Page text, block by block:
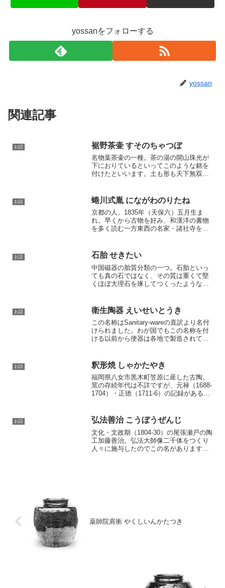
yossanをフォローする
yossan
関連記事
お話 裾野茶壷 すそのちゃつぼ
名物葉茶壷の一種。茶の湯の開山珠光が
下におりているといってこのような銘を
付けたといいます。土も形も天下無双と
お話 蜷川式胤 にながわのりたね
京都の人。1835年（天保六）五月生ま
れ。早くから古物を好み、和漢洋の書物
を多く読む一方東西の名家・諸社寺を歴
名をなした。1869年（明治二）よ太政
官・外務省・文部省の...
お話 石胎 せきたい
中国磁器の胎質分類の一つ。石胎といっ
ても真の石ではなく、その質は重くて堅
くほぼ大理石を琢してつくったようなも
甕』）
お話 衛生陶器 えいせいとうき
この名称はSanitary-wareの直訳より名付
けられました。わが国でもこの名称を付
ける以前から便器は各地で製造されてい
種のものを東洋陶器株式会社で製造する
に至り、衛...
お話 釈形焼 しゃかたやき
福岡県八女市黒木町笠原に産した古陶。
窯の存続年代は不詳ですが、元禄（1688-
1704）・正徳（1711-6）の記録があるの
例とします。釈・井の各一宇を刻んだも
の、長方...
お話 弘法善治 こうぼうぜんじ
文化・文政期（1804-30）の尾張瀬戸の陶
工加藤善治。弘法大師像二千体をつくり
人々に施与したのでこの名があります。
薬師院肩衝 やくしいんかたつき